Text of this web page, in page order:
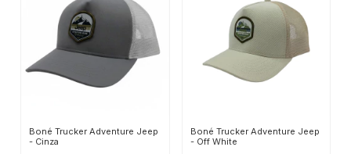
Boné Trucker Adventure Jeep
- Cinza
Boné Trucker Adventure Jeep
- Off White